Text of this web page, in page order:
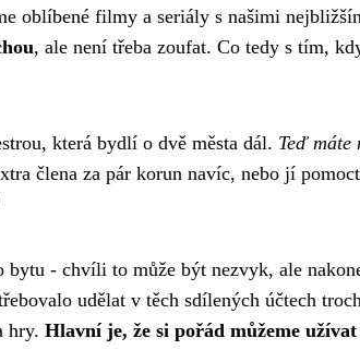
oblíbené filmy a seriály s našimi
, ale není třeba zoufat. Co tedy s tím,
která bydlí o dvě města dál. Teď máte
člena za pár korun navíc, nebo jí
bytu - chvíli to může být nezvyk, ale
udělat v těch sdílených účtech
hry. Hlavní je, že si pořád můžeme